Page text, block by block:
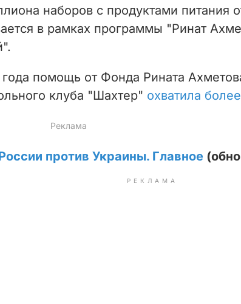
e
o
наборов с продуктами
в рамках программы "Ринат
помощь от Фонда Рината
клуба "Шахтер" охватила
против Украины. Главное
РЕКЛАМА